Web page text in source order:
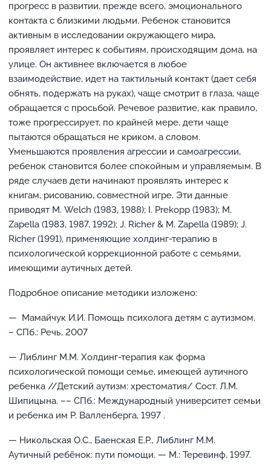
прогресс в развитии, прежде всего, эмоционального
контакта с близкими людьми. Ребенок становится
активным в исследовании окружающего мира,
проявляет интерес к событиям, происходящим дома, на
улице. Он активнее включается в любое
взаимодействие, идет на тактильный контакт (дает себя
обнять, подержать на руках), чаще смотрит в глаза, чаще
обращается с просьбой. Речевое развитие, как правило,
тоже прогрессирует, по крайней мере, дети чаще
пытаются обращаться не криком, а словом.
Уменьшаются проявления агрессии и самоагрессии,
ребенок становится более спокойным и управляемым. В
ряде случаев дети начинают проявлять интерес к
книгам, рисованию, совместной игре. Эти данные
приводят М. Welch (1983, 1988); I. Prekopp (1983); М.
Zapella (1983, 1987, 1992); J. Richer & М. Zapella (1989); J.
Richer (1991), применяющие холдинг-терапию в
психологической коррекционной работе с семьями,
имеющими аутичных детей.
Подробное описание методики изложено:
— Мамайчук И.И. Помощь психолога детям с аутизмом.
– СПб.: Речь, 2007
— Либлинг М.М. Холдинг-терапия как форма
психологической помощи семье, имеющей аутичного
ребенка //Детский аутизм: хрестоматия/ Сост. Л.М.
Шипицына. –– СПб.: Международный университет семьи
и ребенка им Р. Валленберга, 1997 .
— Никольская О.С., Баенская Е.Р., Либлинг М.М.
Аутичный ребёнок: пути помощи. — М.: Теревинф, 1997.